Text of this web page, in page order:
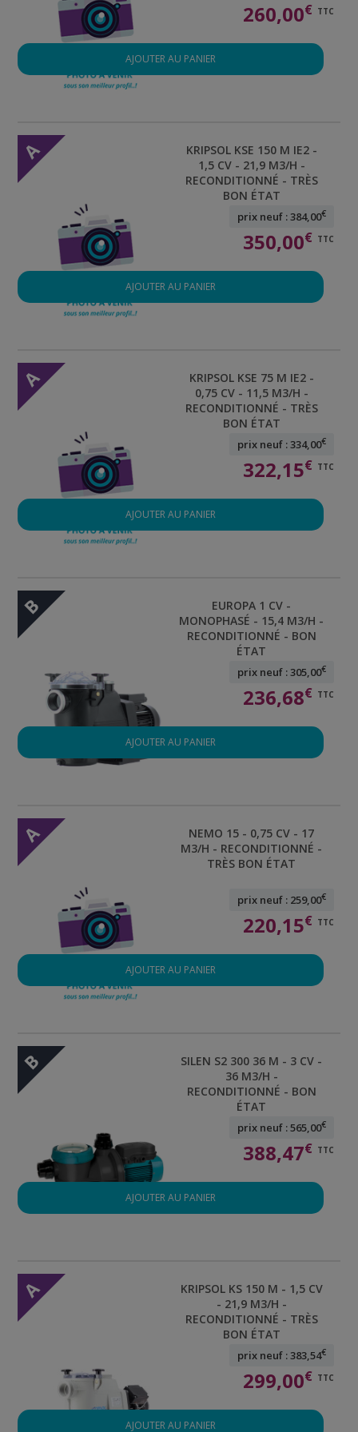
260,00€ TTC
AJOUTER AU PANIER
A
KRIPSOL KSE 150 M IE2 -
1,5 CV - 21,9 M3/H -
RECONDITIONNÉ - TRÈS
BON ÉTAT
prix neuf : 384,00€
350,00€ TTC
AJOUTER AU PANIER
A
KRIPSOL KSE 75 M IE2 -
0,75 CV - 11,5 M3/H -
RECONDITIONNÉ - TRÈS
BON ÉTAT
prix neuf : 334,00€
322,15€ TTC
AJOUTER AU PANIER
B
EUROPA 1 CV -
MONOPHASÉ - 15,4 M3/H -
RECONDITIONNÉ - BON
ÉTAT
prix neuf : 305,00€
236,68€ TTC
AJOUTER AU PANIER
A
NEMO 15 - 0,75 CV - 17
M3/H - RECONDITIONNÉ -
TRÈS BON ÉTAT
prix neuf : 259,00€
220,15€ TTC
AJOUTER AU PANIER
B
SILEN S2 300 36 M - 3 CV -
36 M3/H -
RECONDITIONNÉ - BON
ÉTAT
prix neuf : 565,00€
388,47€ TTC
AJOUTER AU PANIER
A
KRIPSOL KS 150 M - 1,5 CV
- 21,9 M3/H -
RECONDITIONNÉ - TRÈS
BON ÉTAT
prix neuf : 383,54€
299,00€ TTC
AJOUTER AU PANIER